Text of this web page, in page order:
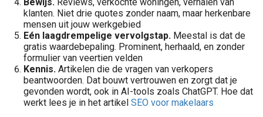
klanten. Niet drie quotes zonder naam, maar herkenbare
mensen uit jouw werkgebied
Eén laagdrempelige vervolgstap. Meestal is dat de
gratis waardebepaling. Prominent, herhaald, en zonder
formulier van veertien velden
Kennis. Artikelen die de vragen van verkopers
beantwoorden. Dat bouwt vertrouwen en zorgt dat je
gevonden wordt, ook in AI-tools zoals ChatGPT. Hoe dat
werkt lees je in het artikel SEO voor makelaars